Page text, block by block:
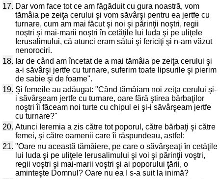
17. Dar vom face tot ce am făgăduit cu gura noastră, vom
tămâia pe zeiţa cerului şi vom săvârşi pentru ea jertfe cu
turnare, cum am mai făcut şi noi şi părinţii noştri, regii
noştri şi mai-marii noştri în cetăţile lui Iuda şi pe uliţele
Ierusalimului, că atunci eram sătui şi fericiţi şi n-am văzut
nenorociri.
18. Iar de când am încetat de a mai tămâia pe zeiţa cerului şi
a-i săvârşi jertfe cu turnare, suferim toate lipsurile şi pierim
de sabie şi de foame".
19. Şi femeile au adăugat: "Când tămâiam noi zeiţa cerului şi-
i săvârşeam jertfe cu turnare, oare fără ştirea bărbaţilor
noştri îi făceam noi turte cu chipul ei şi-i săvârşeam jertfe
cu turnare?"
20. Atunci Ieremia a zis către tot poporul, către bărbaţi şi către
femei, şi către oamenii care îi răspundeau, astfel:
21. "Oare nu această tămâiere, pe care o săvârşeaţi în cetăţile
lui Iuda şi pe uliţele Ierusalimului şi voi şi părinţii voştri,
regii voştri şi mai-marii voştri şi ai poporului ţării, o
aminteşte Domnul? Oare nu ea I s-a suit la inimă?